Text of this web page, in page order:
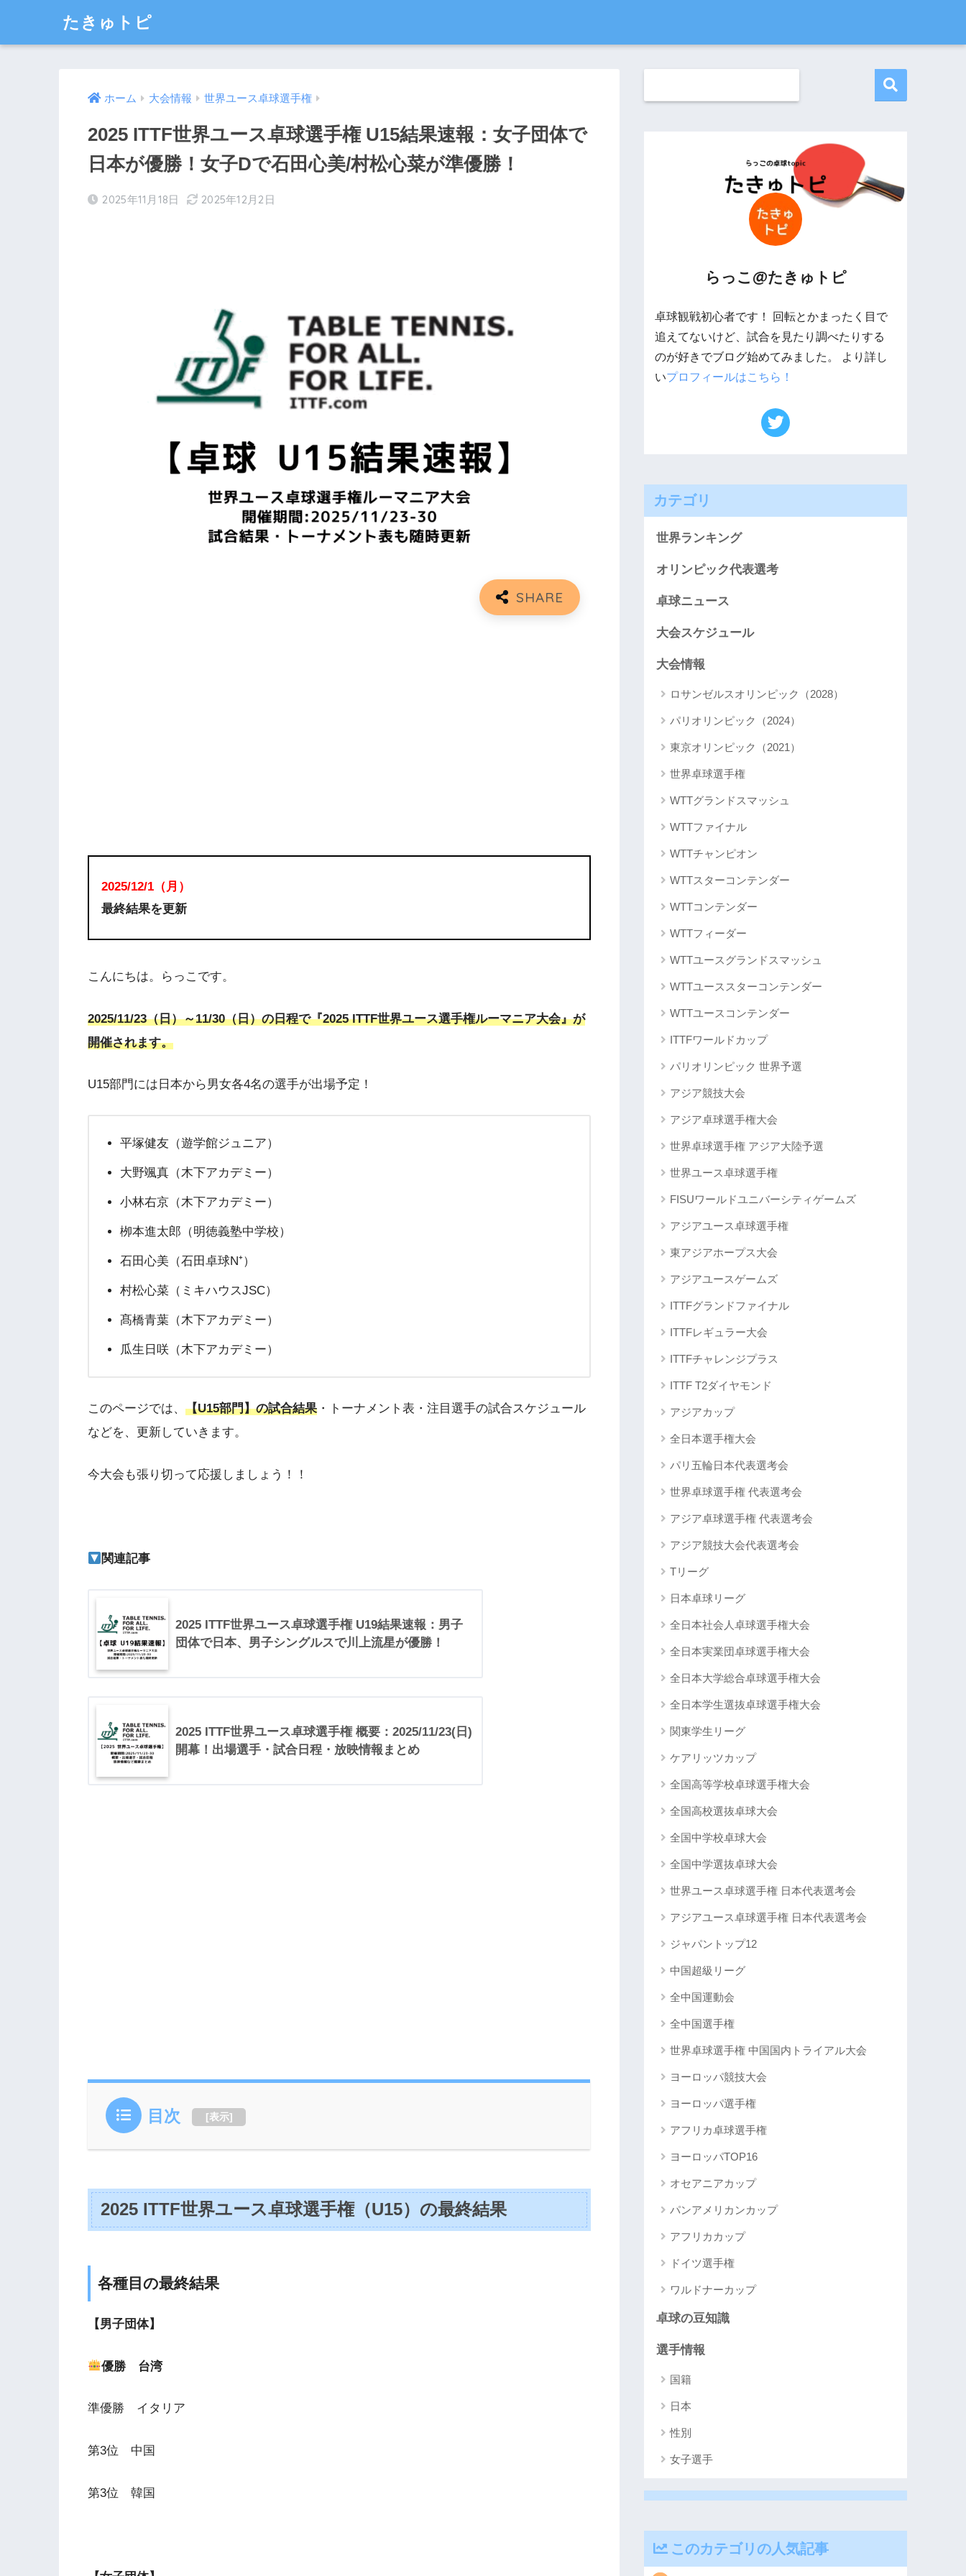
たきゅトピ
ホーム 大会情報 世界ユース卓球選手権
2025 ITTF世界ユース卓球選手権 U15結果速報：女子団体で
日本が優勝！女子Dで石田心美/村松心菜が準優勝！
2025年11月18日 2025年12月2日
2025/12/1 （月 ）
最終結果を更新
こんにちは。らっこです。
2025/11/23（日）～11/30（日）の日程で『2025 ITTF世界ユース選手権ルーマニア大会』が
開催されます。
U15部門には日本から男女各4名の選手が出場予定！
平塚健友（遊学館ジュニア）
大野颯真（木下アカデミー）
小林右京（木下アカデミー）
栁本進太郎（明徳義塾中学校）
石田心美（石田卓球N⁺）
村松心菜（ミキハウスJSC）
髙橋青葉（木下アカデミー）
瓜生日咲（木下アカデミー）
このページでは、 【U15部門】の試合結果 ・トーナメント表・注目選手の試合スケジュール
などを、更新していきます。
今大会も張り切って応援しましょう！！
関連記事
2025 ITTF世界ユース卓球選手権 U19結果速報：男子
団体で日本、男子シングルスで川上流星が優勝！
2025 ITTF世界ユース卓球選手権 概要：2025/11/23(日)
開幕！出場選手・試合日程・放映情報まとめ
目次 [表示]
2025 ITTF世界ユース卓球選手権（U15）の最終結果
各種目の最終結果
【男子団体】
優勝 台湾
準優勝 イタリア
第3位 中国
第3位 韓国
らっこ@たきゅトピ
卓球観戦初心者です！ 回転とかまったく目で
追えてないけど、試合を見たり調べたりする
のが好きでブログ始めてみました。 より詳し
いプロフィールはこちら！
カテゴリ
世界ランキング
オリンピック代表選考
卓球ニュース
大会スケジュール
大会情報
ロサンゼルスオリンピック（2028）
パリオリンピック（2024）
東京オリンピック（2021）
世界卓球選手権
WTTグランドスマッシュ
WTTファイナル
WTTチャンピオン
WTTスターコンテンダー
WTTコンテンダー
WTTフィーダー
WTTユースグランドスマッシュ
WTTユーススターコンテンダー
WTTユースコンテンダー
ITTFワールドカップ
パリオリンピック 世界予選
アジア競技大会
アジア卓球選手権大会
世界卓球選手権 アジア大陸予選
世界ユース卓球選手権
FISUワールドユニバーシティゲームズ
アジアユース卓球選手権
東アジアホープス大会
アジアユースゲームズ
ITTFグランドファイナル
ITTFレギュラー大会
ITTFチャレンジプラス
ITTF T2ダイヤモンド
アジアカップ
全日本選手権大会
パリ五輪日本代表選考会
世界卓球選手権 代表選考会
アジア卓球選手権 代表選考会
アジア競技大会代表選考会
Tリーグ
日本卓球リーグ
全日本社会人卓球選手権大会
全日本実業団卓球選手権大会
全日本大学総合卓球選手権大会
全日本学生選抜卓球選手権大会
関東学生リーグ
ケアリッツカップ
全国高等学校卓球選手権大会
全国高校選抜卓球大会
全国中学校卓球大会
全国中学選抜卓球大会
世界ユース卓球選手権 日本代表選考会
アジアユース卓球選手権 日本代表選考会
ジャパントップ12
中国超級リーグ
全中国運動会
全中国選手権
世界卓球選手権 中国国内トライアル大会
ヨーロッパ競技大会
ヨーロッパ選手権
アフリカ卓球選手権
ヨーロッパTOP16
オセアニアカップ
パンアメリカンカップ
アフリカカップ
ドイツ選手権
ワルドナーカップ
卓球の豆知識
選手情報
国籍
日本
性別
女子選手
このカテゴリの人気記事